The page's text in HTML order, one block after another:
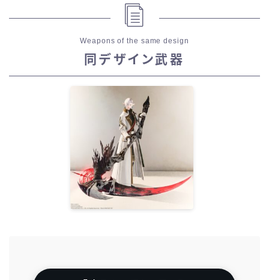
Weapons of the same design
同デザイン武器